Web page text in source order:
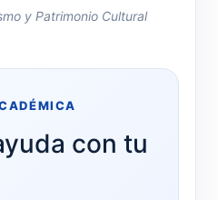
y Patrimonio Cultural
con tu